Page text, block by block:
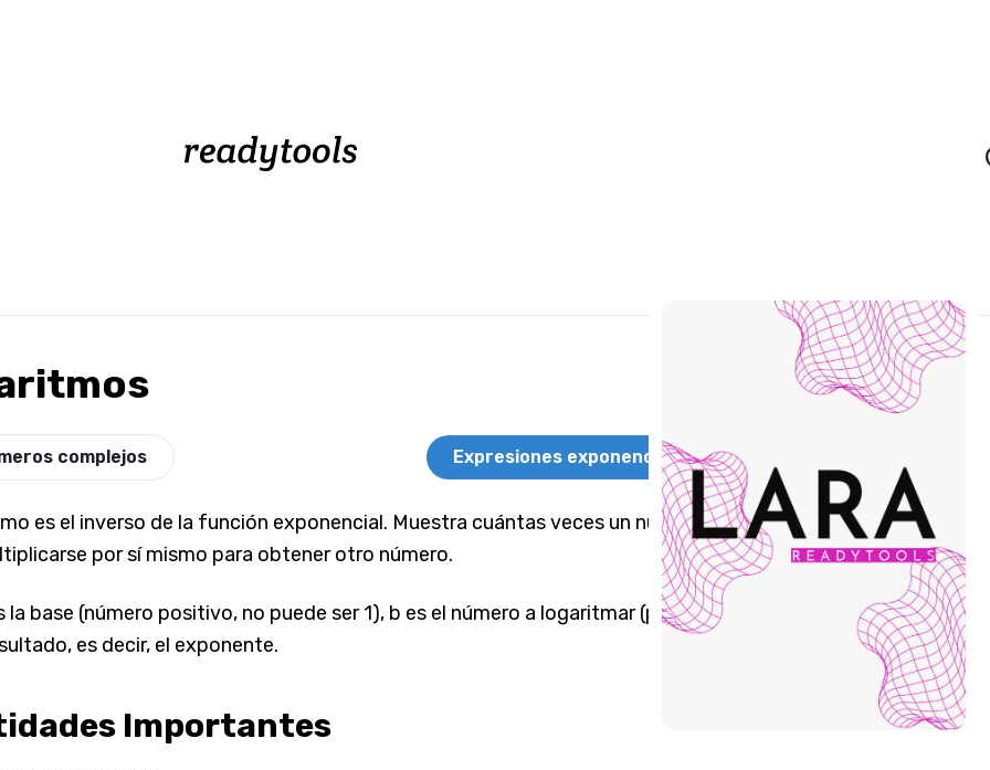
complejos Expresiones exponenciales
es el inverso de la función exponencial. Muestra cuántas veces un número
por sí mismo para obtener otro número.
la base (número positivo, no puede ser 1), b es el número a logaritmar (positivo), y
es decir, el exponente.
Importantes